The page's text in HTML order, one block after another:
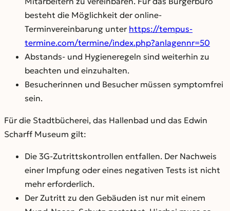
besteht die Möglichkeit der online-
Terminvereinbarung unter https://tempus-
termine.com/termine/index.php?anlagennr=50
Abstands- und Hygieneregeln sind weiterhin zu
beachten und einzuhalten.
Besucherinnen und Besucher müssen symptomfrei
sein.
Für die Stadtbücherei, das Hallenbad und das Edwin
Scharff Museum gilt:
Die 3G-Zutrittskontrollen entfallen. Der Nachweis
einer Impfung oder eines negativen Tests ist nicht
mehr erforderlich.
Der Zutritt zu den Gebäuden ist nur mit einem